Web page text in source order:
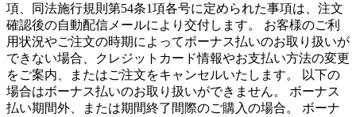
項、同法施行規則第54条1項各号に定められた事項は、注文
確認後の自動配信メールにより交付します。 お客様のご利
用状況やご注文の時期によってボーナス払いのお取り扱いが
できない場合、クレジットカード情報やお支払い方法の変更
をご案内、またはご注文をキャンセルいたします。 以下の
場合はボーナス払いのお取り扱いができません。 ボーナス
払い期間外、または期間終了間際のご購入の場合。 ボーナ